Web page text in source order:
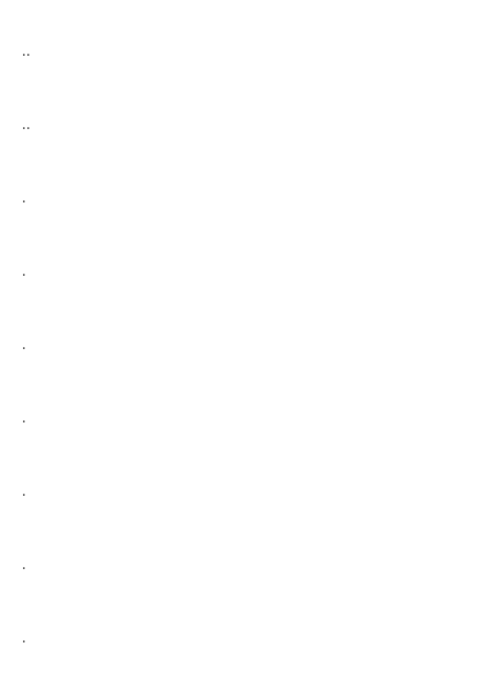
..
..
.
.
.
.
.
.
.